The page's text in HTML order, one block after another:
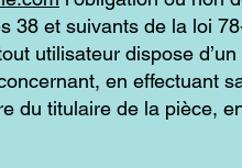
38 et suivants de la loi
utilisateur dispose
en effectuant
du titulaire de la pièce,